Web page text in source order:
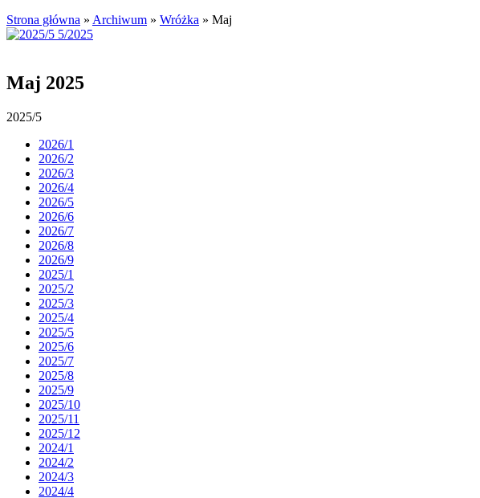
Strona główna » Archiwum » Wróżka » Maj
Maj 2025
2025/5
2026/1
2026/2
2026/3
2026/4
2026/5
2026/6
2026/7
2026/8
2026/9
2025/1
2025/2
2025/3
2025/4
2025/5
2025/6
2025/7
2025/8
2025/9
2025/10
2025/11
2025/12
2024/1
2024/2
2024/3
2024/4